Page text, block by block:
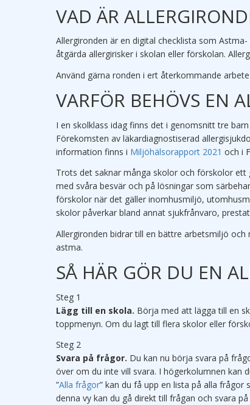
VAD ÄR
Allergironden är en digital checklista som
åtgärda allergirisker i skolan eller förskolan.
Använd gärna ronden i ert återkommande
VARFÖR BEHÖVS EN
I en skolklass idag finns det i genomsnitt tre
Förekomsten av läkardiagnostiserad
information finns i Miljöhälsorapport 2021 och i
Trots det saknar många skolor och förskolor ett
med svåra besvär och på lösningar som
förskolor när det gäller inomhusmiljö,
skolor påverkar bland annat sjukfrånvaro,
Allergironden bidrar till en bättre arbetsmiljö
astma.
SÅ HÄR GÖR DU EN
Steg 1
Lägg till en skola. Börja med att lägga till en
toppmenyn. Om du lagt till flera skolor eller
Steg 2
Svara på frågor. Du kan nu börja svara på
över om du inte vill svara. I högerkolumnen kan
”Alla frågor” kan du få upp en lista på alla
denna vy kan du gå direkt till frågan och svara